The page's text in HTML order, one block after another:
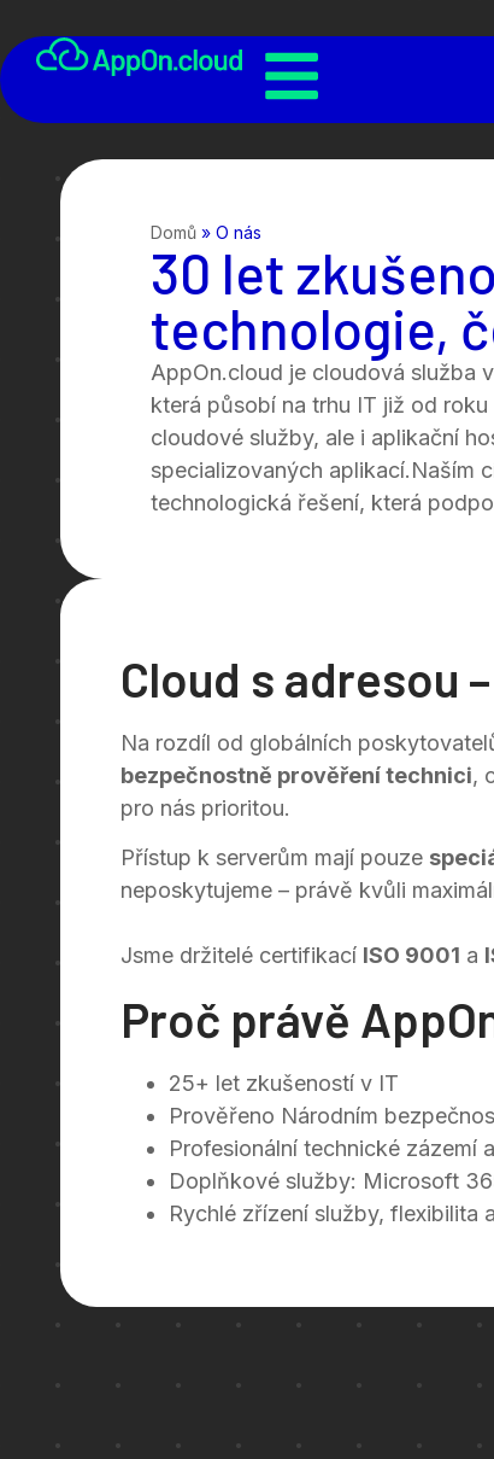
Domů » O nás
30 let
technologie,
AppOn.cloud je cloudová služba
která působí na trhu IT již od
cloudové služby, ale i aplikační
specializovaných aplikací.Naším
technologická řešení, která
Cloud s adresou
Na rozdíl od globálních
bezpečnostně prověření technici,
pro nás prioritou.
Přístup k serverům mají pouze
neposkytujeme – právě kvůli
Jsme držitelé certifikací ISO 9001 a
Proč právě
25+ let zkušeností v IT
Prověřeno Národním
Profesionální technické zázemí
Doplňkové služby: Microsoft
Rychlé zřízení služby, flexibilita